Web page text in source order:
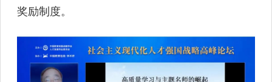
奖励制度。